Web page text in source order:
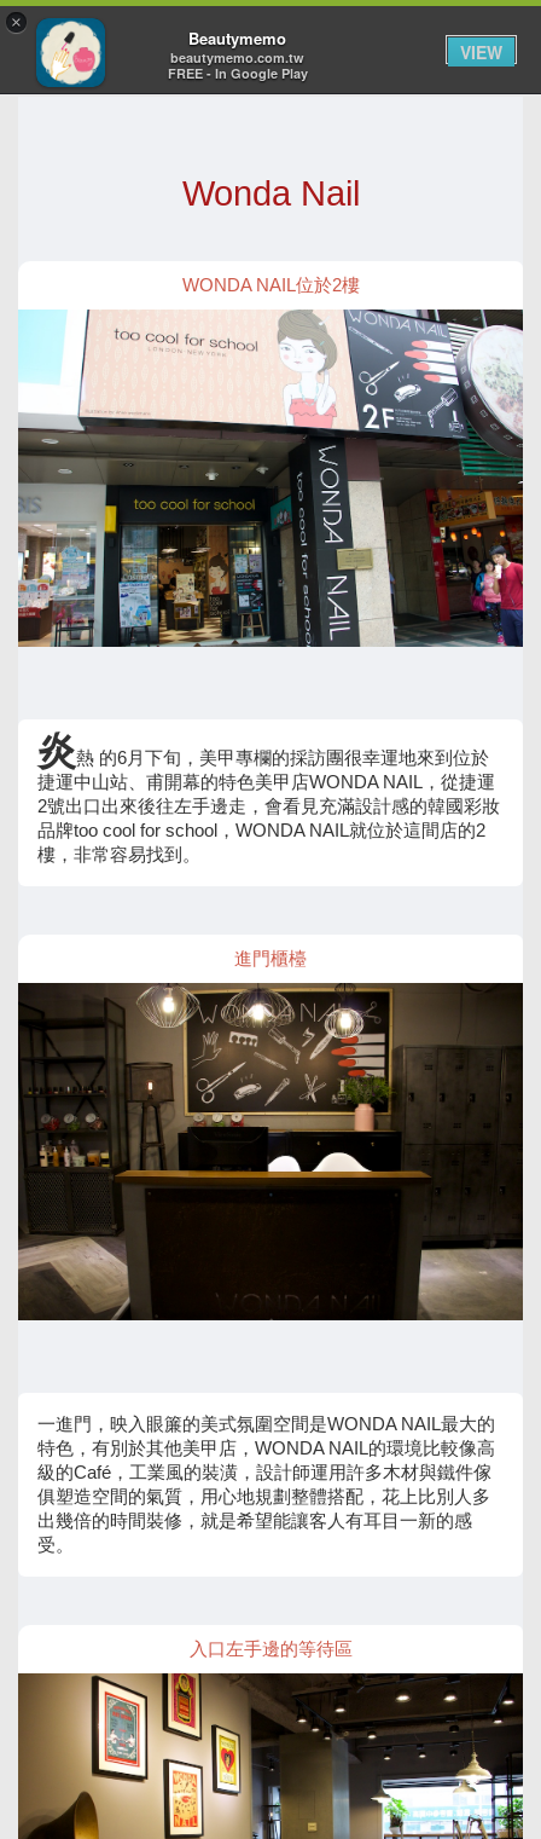
Wonda Nail
WONDA NAIL位於2樓
炎熱 的6月下旬，美甲專欄的採訪團很幸運地來到位於
捷運中山站、甫開幕的特色美甲店WONDA NAIL，從捷運
2號出口出來後往左手邊走，會看見充滿設計感的韓國彩妝
品牌too cool for school，WONDA NAIL就位於這間店的2
樓，非常容易找到。
進門櫃檯
一進門，映入眼簾的美式氛圍空間是WONDA NAIL最大的
特色，有別於其他美甲店，WONDA NAIL的環境比較像高
級的Café，工業風的裝潢，設計師運用許多木材與鐵件傢
俱塑造空間的氣質，用心地規劃整體搭配，花上比別人多
出幾倍的時間裝修，就是希望能讓客人有耳目一新的感
受。
入口左手邊的等待區
×
Beautymemo
beautymemo.com.tw
FREE - In Google Play
VIEW